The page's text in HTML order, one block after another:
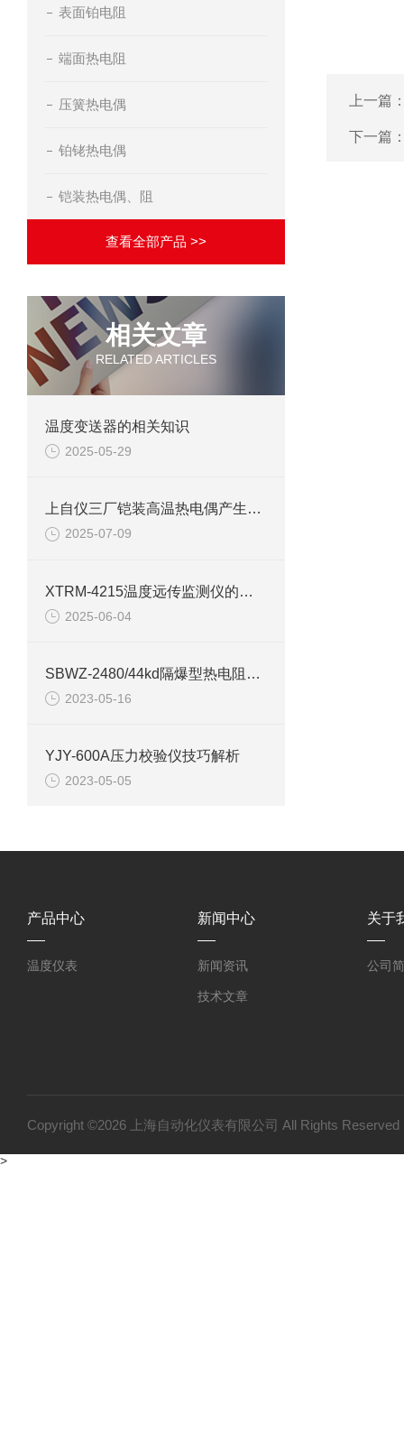
表面铂电阻
端面热电阻
压簧热电偶
铂铑热电偶
铠装热电偶、阻
查看全部产品 >>
相关文章
RELATED ARTICLES
温度变送器的相关知识
2025-05-29
上自仪三厂铠装高温热电偶产生误差的原因和解决方法
2025-07-09
XTRM-4215温度远传监测仪的用途
2025-06-04
SBWZ-2480/44kd隔爆型热电阻的系统组成和主要要求
2023-05-16
YJY-600A压力校验仪技巧解析
2023-05-05
上一篇
下一篇
产品中心
温度仪表
新闻中心
新闻资讯
技术文章
关于
公司
Copyright ©2026 上海自动化仪表有限公司 All Rights
>